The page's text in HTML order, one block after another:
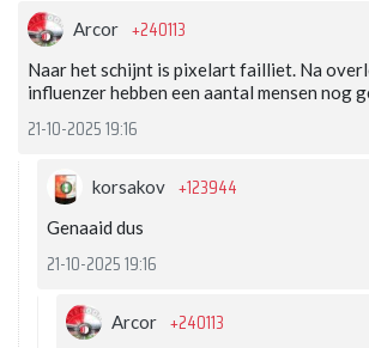
Arcor +240113
Naar het schijnt is pixelart failliet. Na
influenzer hebben een aantal mensen nog
21-10-2025 19:16
korsakov +123944
Genaaid dus
21-10-2025 19:16
Arcor +240113